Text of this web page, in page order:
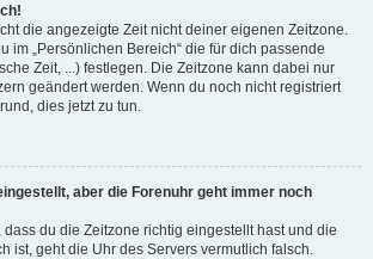
die angezeigte Zeit nicht deiner eigenen Zeitzone.
im „Persönlichen Bereich“ die für dich passende
Zeit, ...) festlegen. Die Zeitzone kann dabei nur
geändert werden. Wenn du noch nicht registriert
dies jetzt zu tun.
aber die Forenuhr geht immer noch
du die Zeitzone richtig eingestellt hast und die
ist, geht die Uhr des Servers vermutlich falsch.